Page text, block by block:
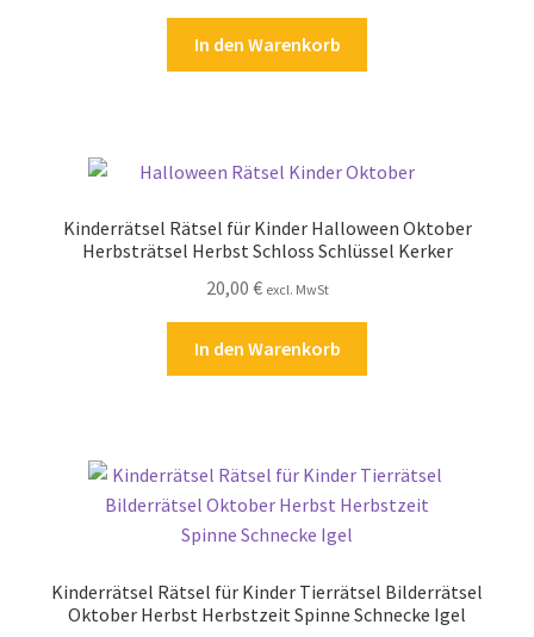
In den Warenkorb
Kinderrätsel Rätsel für Kinder Halloween Oktober
Herbsträtsel Herbst Schloss Schlüssel Kerker
20,00 € excl. MwSt
In den Warenkorb
Kinderrätsel Rätsel für Kinder Tierrätsel Bilderrätsel
Oktober Herbst Herbstzeit Spinne Schnecke Igel